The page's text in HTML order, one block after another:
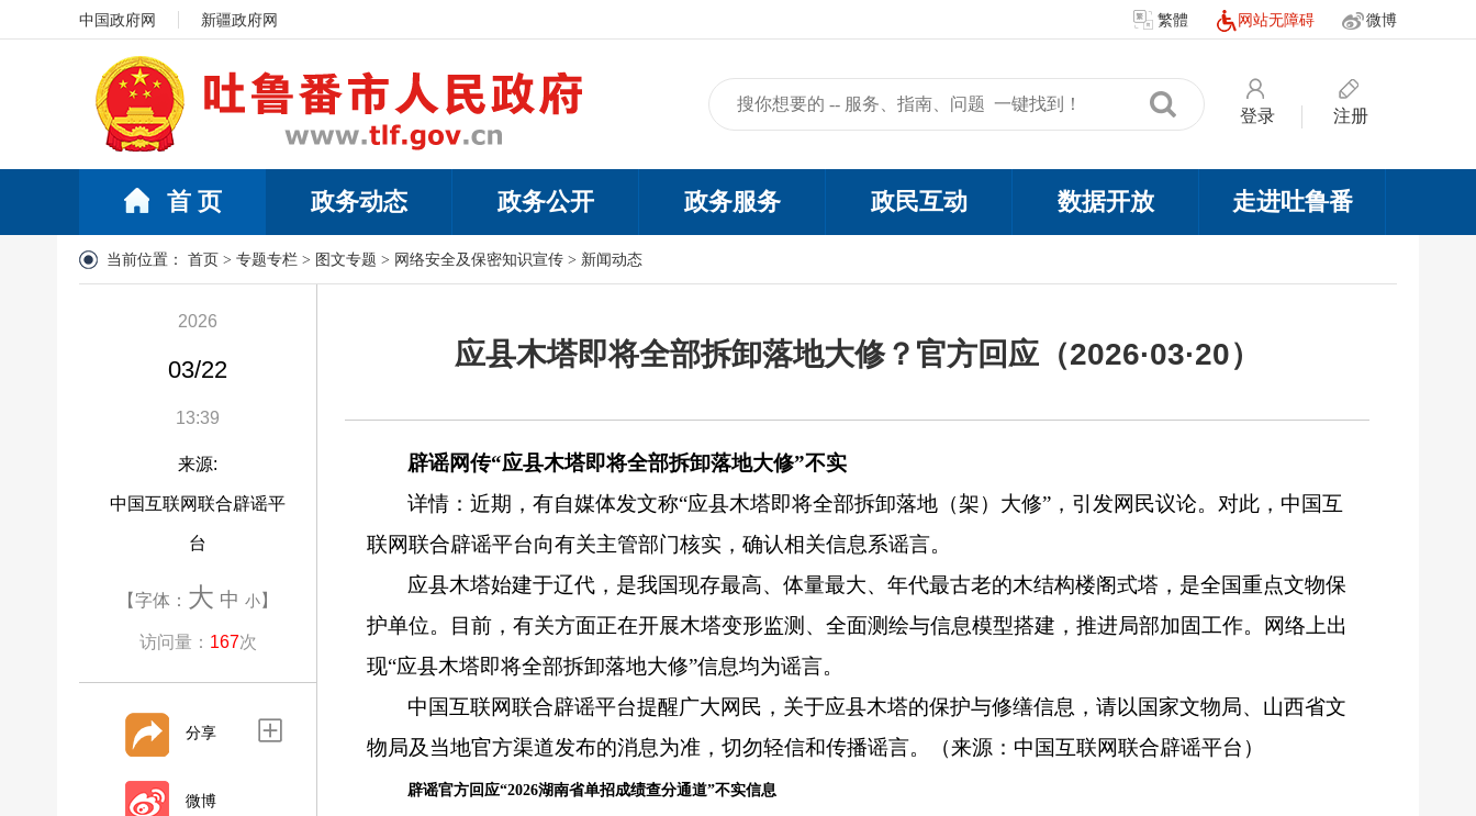
中国政府网 新疆政府网 繁體 网站无障碍 微博
登录 注册
首 页 政务动态 政务公开 政务服务 政民互动 数据开放 走进吐鲁番
当前位置： 首页 > 专题专栏 > 图文专题 > 网络安全及保密知识宣传 > 新闻动态
2026
03/22
13:39
来源:
中国互联网联合辟谣平
台
【字体： 大 中 小】
访问量： 167次
分享
微博
应县木塔即将全部拆卸落地大修？官方回应（2026·03·20）
辟谣网传“应县木塔即将全部拆卸落地大修”不实
详情：近期，有自媒体发文称“应县木塔即将全部拆卸落地（架）大修”，引发网民议论。对此，中国互
联网联合辟谣平台向有关主管部门核实，确认相关信息系谣言。
应县木塔始建于辽代，是我国现存最高、体量最大、年代最古老的木结构楼阁式塔，是全国重点文物保
护单位。目前，有关方面正在开展木塔变形监测、全面测绘与信息模型搭建，推进局部加固工作。网络上出
现“应县木塔即将全部拆卸落地大修”信息均为谣言。
中国互联网联合辟谣平台提醒广大网民，关于应县木塔的保护与修缮信息，请以国家文物局、山西省文
物局及当地官方渠道发布的消息为准，切勿轻信和传播谣言。（来源：中国互联网联合辟谣平台）
辟谣官方回应“2026湖南省单招成绩查分通道”不实信息